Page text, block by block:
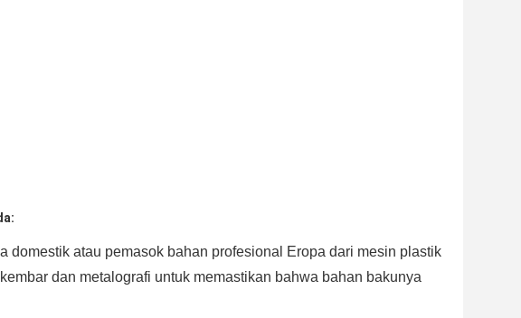
domestik atau pemasok bahan profesional Eropa dari mesin plastik
dan metalografi untuk memastikan bahwa bahan bakunya